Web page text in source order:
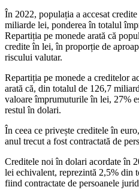
În 2022, populația a accesat
miliarde lei, ponderea în totalul
Repartiția pe monede arată că
credite în lei, în proporție de
riscului valutar.
Repartiția pe monede a creditelor
arată că, din totalul de 126,7
valoare împrumuturile în lei, 27%
restul în dolari.
În ceea ce privește creditele în
anul trecut a fost contractată de
Creditele noi în dolari acordate în
lei echivalent, reprezintă 2,5% din
fiind contractate de persoanele